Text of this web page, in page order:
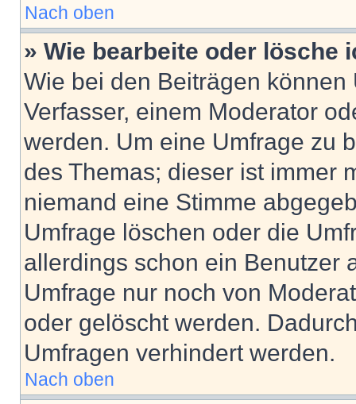
Nach oben
» Wie bearbeite oder lösche
Wie bei den Beiträgen
Verfasser, einem Moderator
werden. Um eine Umfrage zu
des Themas; dieser ist immer
niemand eine Stimme
Umfrage löschen oder die
allerdings schon ein Benutzer
Umfrage nur noch von
oder gelöscht werden.
Umfragen verhindert werden.
Nach oben